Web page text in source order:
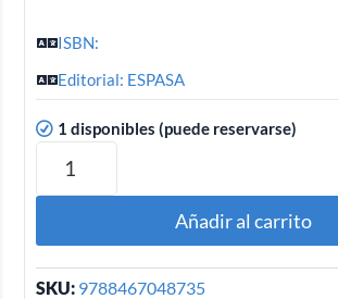
ISBN:
Editorial: ESPASA
1 disponibles (puede reservarse)
Añadir al carrito
SKU: 9788467048735